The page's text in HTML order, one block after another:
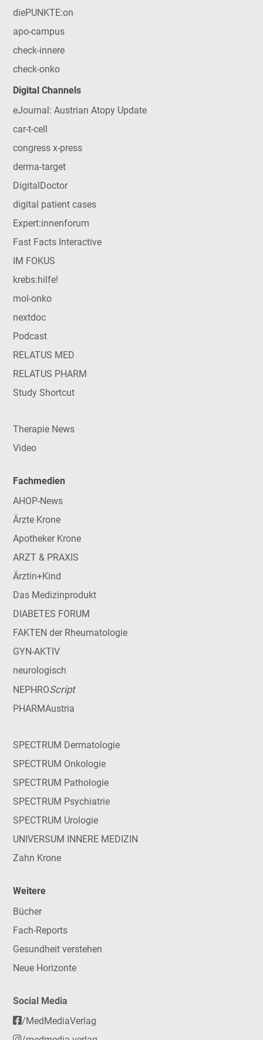
diePUNKTE:on
apo-campus
check-innere
check-onko
Digital Channels
eJournal: Austrian Atopy Update
car-t-cell
congress x-press
derma-target
DigitalDoctor
digital patient cases
Expert:innenforum
Fast Facts Interactive
IM FOKUS
krebs:hilfe!
mol-onko
nextdoc
Podcast
RELATUS MED
RELATUS PHARM
Study Shortcut
Therapie News
Video
Fachmedien
AHOP-News
Ärzte Krone
Apotheker Krone
ARZT & PRAXIS
Ärztin+Kind
Das Medizinprodukt
DIABETES FORUM
FAKTEN der Rheumatologie
GYN-AKTIV
neurologisch
NEPHROScript
PHARMAustria
SPECTRUM Dermatologie
SPECTRUM Onkologie
SPECTRUM Pathologie
SPECTRUM Psychiatrie
SPECTRUM Urologie
UNIVERSUM INNERE MEDIZIN
Zahn Krone
Weitere
Bücher
Fach-Reports
Gesundheit verstehen
Neue Horizonte
Social Media
/MedMediaVerlag